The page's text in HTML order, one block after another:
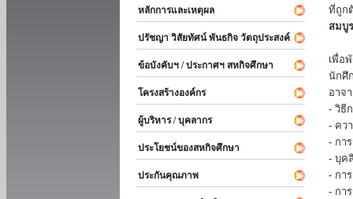
หลักการและเหตุผล
ปรัชญา วิสัยทัศน์ พันธกิจ วัตถุประสงค์
ข้อบังคับฯ / ประกาศฯ สหกิจศึกษา
โครงสร้างองค์กร
ผู้บริหาร / บุคลากร
ประโยชน์ของสหกิจศึกษา
ประกันคุณภาพ
ที่ถูก
สมบู
เพื่อ
นักศึ
อาจ
- วิธี
- คว
- กา
- บุค
- กา
- กา